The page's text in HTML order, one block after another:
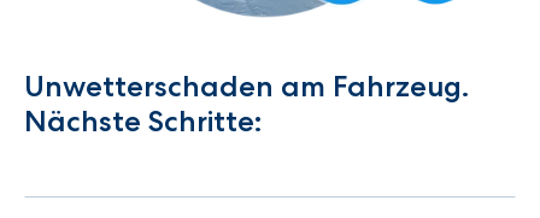
Unwetterschaden am Fahrzeug.
Nächste Schritte: